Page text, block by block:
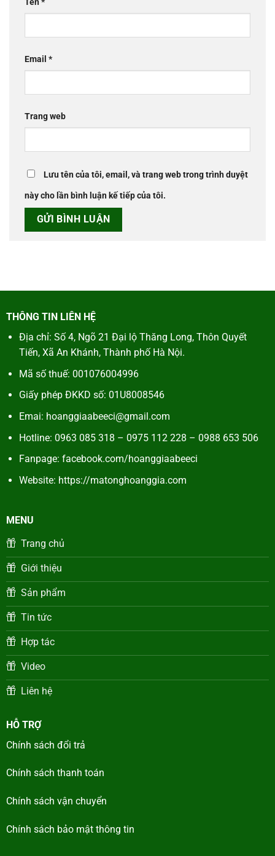
Tên*
Email *
Trang web
Lưu tên của tôi, email, và trang web trong trình duyệt
này cho lần bình luận kế tiếp của tôi.
THÔNG TIN LIÊN HỆ
Địa chỉ: Số 4, Ngõ 21 Đại lộ Thăng Long, Thôn Quyết
Tiến, Xã An Khánh, Thành phố Hà Nội.
Mã số thuế: 001076004996
Giấy phép ĐKKD số: 01U8008546
Emai: hoanggiaabeeci@gmail.com
Hotline: 0963 085 318 – 0975 112 228 – 0988 653 506
Fanpage: facebook.com/hoanggiaabeeci
Website: https://matonghoanggia.com
MENU
Trang chủ
Giới thiệu
Sản phẩm
Tin tức
Hợp tác
Video
Liên hệ
HỖ TRỢ
Chính sách đổi trả
Chính sách thanh toán
Chính sách vận chuyển
Chính sách bảo mật thông tin